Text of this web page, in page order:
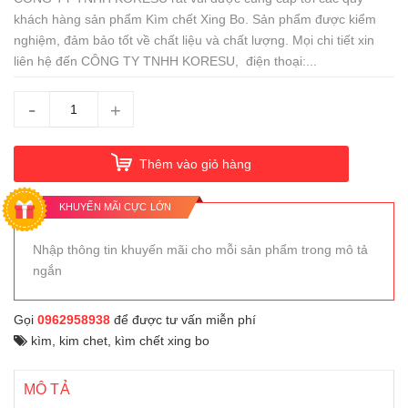
khách hàng sản phẩm Kìm chết Xing Bo. Sản phẩm được kiểm
nghiệm, đảm bảo tốt về chất liệu và chất lượng. Mọi chi tiết xin
liên hệ đến CÔNG TY TNHH KORESU, điện thoại:...
- +
Thêm vào giỏ hàng
KHUYẾN MÃI CỰC LỚN
Nhập thông tin khuyến mãi cho mỗi sản phẩm trong mô tả
ngắn
Gọi 0962958938 để được tư vấn miễn phí
kìm
kim chet kìm chết xing bo
MÔ TẢ